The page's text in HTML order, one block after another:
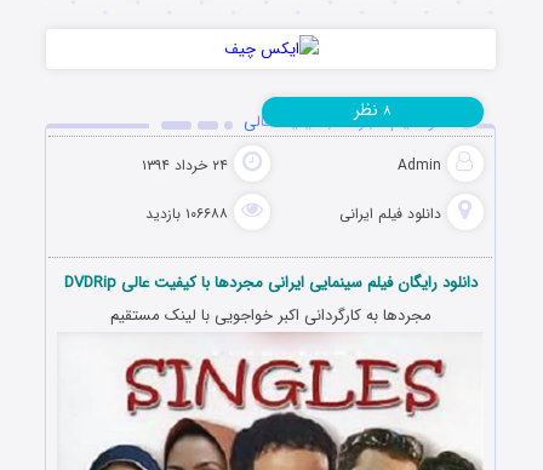
دانلود فیلم مجردها با کیفیت عالی
Admin ۲۴ خرداد ۱۳۹۴
دانلود فیلم‌ ایرانی ۱۰۶۶۸۸ بازدید
۸ نظر
دانلود رایگان فیلم سینمایی ایرانی مجردها با کیفیت عالی DVDRip
مجردها به کارگردانی اکبر خواجویی با لینک مستقیم